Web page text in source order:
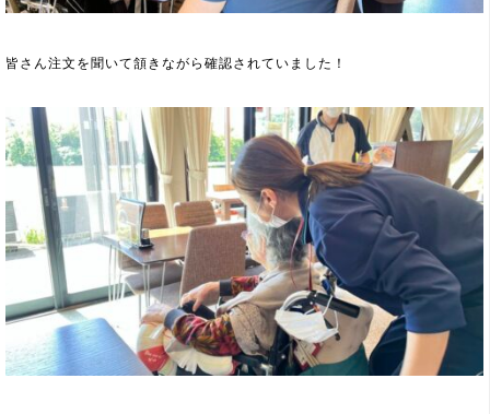
皆さん注文を聞いて頷きながら確認されていました！